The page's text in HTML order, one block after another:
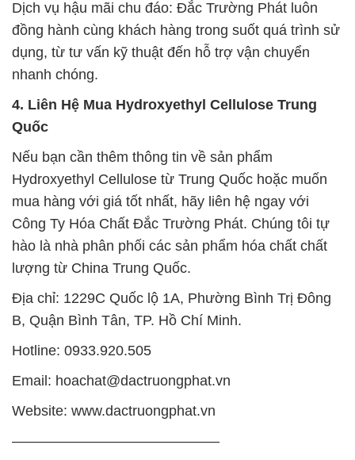
Dịch vụ hậu mãi chu đáo: Đắc Trường Phát luôn
đồng hành cùng khách hàng trong suốt quá trình sử
dụng, từ tư vấn kỹ thuật đến hỗ trợ vận chuyển
nhanh chóng.
4. Liên Hệ Mua Hydroxyethyl Cellulose Trung
Quốc
Nếu bạn cần thêm thông tin về sản phẩm
Hydroxyethyl Cellulose từ Trung Quốc hoặc muốn
mua hàng với giá tốt nhất, hãy liên hệ ngay với
Công Ty Hóa Chất Đắc Trường Phát. Chúng tôi tự
hào là nhà phân phối các sản phẩm hóa chất chất
lượng từ China Trung Quốc.
Địa chỉ: 1229C Quốc lộ 1A, Phường Bình Trị Đông
B, Quận Bình Tân, TP. Hồ Chí Minh.
Hotline: 0933.920.505
Email: hoachat@dactruongphat.vn
Website: www.dactruongphat.vn
——————————————–